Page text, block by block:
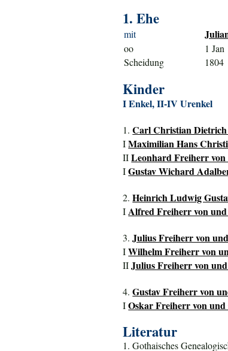
1. Ehe
mit
oo
1
Scheidung
1804
Kinder
I Enkel, II-IV Urenkel
1.Carl Christian Dietrich
IMaximilian Hans
IILeonhard Freiherr von
IGustav Wichard
2.Heinrich Ludwig
IAlfred Freiherr von und
3.Julius Freiherr von
IWilhelm Freiherr von
IIJulius Freiherr von
4.Gustav Freiherr von
IOskar Freiherr von und
Literatur
1. Gothaisches